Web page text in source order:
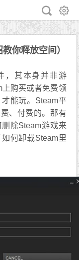
你释放空间）
，其本身并非游
购买或者免费领
能玩。Steam平
、付费的。那有
除Steam游戏来
何卸载Steam里